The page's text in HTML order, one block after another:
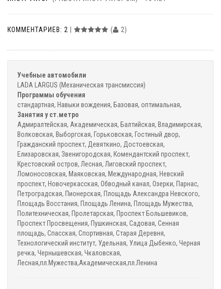
КОММЕНТАРИЕВ: 2 ( 2)
Учебные автомобили
LADA LARGUS (Механическая трансмиссия)
Программы обучения
стандартная, Навыки вождения, Базовая, оптимальная,
Занятия у ст.метро
Адмиралтейская, Академическая, Балтийская, Владимирская,
Волковская, Выборгская, Горьковская, Гостиный двор,
Гражданский проспект, Девяткино, Достоевская,
Елизаровская, Звенигородская, Комендантский проспект,
Крестовский остров, Лесная, Лиговский проспект,
Ломоносовская, Маяковская, Международная, Невский
проспект, Новочеркасская, Обводный канал, Озерки, Парнас,
Петроградская, Пионерская, Площадь Александра Невского,
Площадь Восстания, Площадь Ленина, Площадь Мужества,
Политехническая, Пролетарская, Проспект Большевиков,
Проспект Просвещения, Пушкинская, Садовая, Сенная
площадь, Спасская, Спортивная, Старая Деревня,
Технологический институт, Удельная, Улица Дыбенко, Черная
речка, Чернышевская, Чкаловская,
Лесная,пл.Мужества,Академическая,пл.Ленина